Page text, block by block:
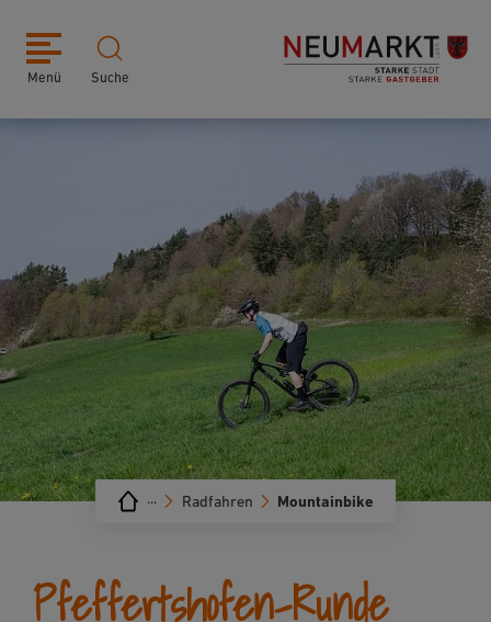
Menü Suche
Mountainbike
Radfahren
···
Pfeffertshofen-Runde